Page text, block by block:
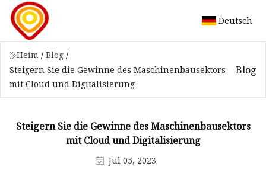
Deutsch
Heim / Blog /
Steigern Sie die Gewinne des Maschinenbausektors
mit Cloud und Digitalisierung
Blog
Steigern Sie die Gewinne des Maschinenbausektors
mit Cloud und Digitalisierung
Jul 05, 2023